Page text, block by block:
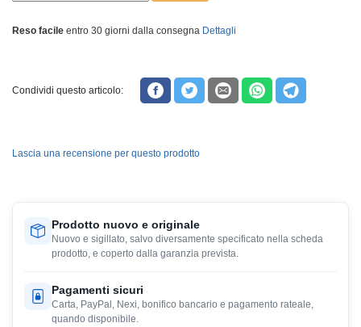
Reso facile entro 30 giorni dalla consegna Dettagli
Condividi questo articolo:
Lascia una recensione per questo prodotto
Prodotto nuovo e originale
Nuovo e sigillato, salvo diversamente specificato nella scheda
prodotto, e coperto dalla garanzia prevista.
Pagamenti sicuri
Carta, PayPal, Nexi, bonifico bancario e pagamento rateale,
quando disponibile.